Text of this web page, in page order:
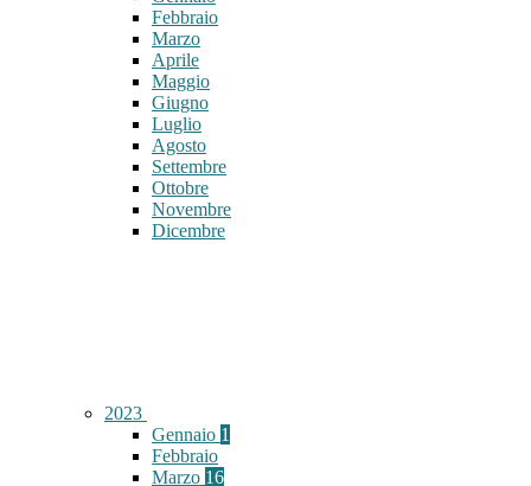
Febbraio
Marzo
Aprile
Maggio
Giugno
Luglio
Agosto
Settembre
Ottobre
Novembre
Dicembre
2023
Gennaio 1
Febbraio
Marzo 16